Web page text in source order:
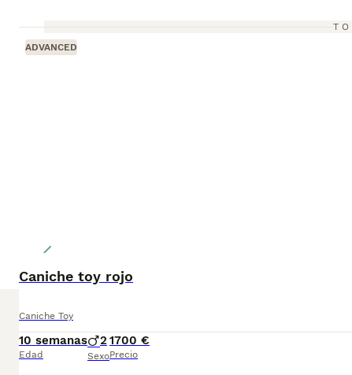
ADVANCED
Caniche toy rojo
Caniche Toy
10 semanas
Edad
2
Sexo
1700 €
Precio